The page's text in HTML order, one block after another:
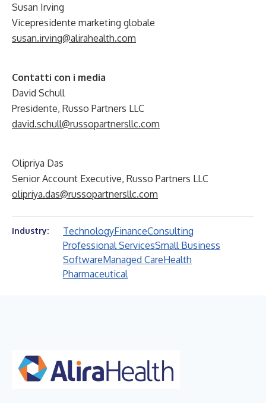
Susan Irving
Vicepresidente marketing globale
susan.irving@alirahealth.com
Contatti con i media
David Schull
Presidente, Russo Partners LLC
david.schull@russopartnersllc.com
Olipriya Das
Senior Account Executive, Russo Partners LLC
olipriya.das@russopartnersllc.com
Industry: TechnologyFinanceConsulting
Professional ServicesSmall Business
SoftwareManaged CareHealth
Pharmaceutical